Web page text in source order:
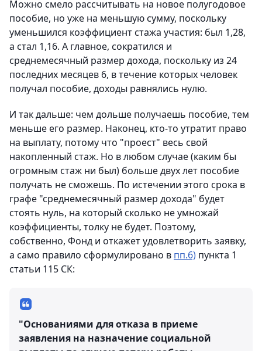
Можно смело рассчитывать на новое полугодовое
пособие, но уже на меньшую сумму, поскольку
уменьшился коэффициент стажа участия: был 1,28,
а стал 1,16. А главное, сократился и
среднемесячный размер дохода, поскольку из 24
последних месяцев 6, в течение которых человек
получал пособие, доходы равнялись нулю.
И так дальше: чем дольше получаешь пособие, тем
меньше его размер. Наконец, кто-то утратит право
на выплату, потому что "проест" весь свой
накопленный стаж. Но в любом случае (каким бы
огромным стаж ни был) больше двух лет пособие
получать не сможешь. По истечении этого срока в
графе "среднемесячный размер дохода" будет
стоять нуль, на который сколько не умножай
коэффициенты, толку не будет. Поэтому,
собственно, Фонд и откажет удовлетворить заявку,
а само правило сформулировано в пп.6) пункта 1
статьи 115 СК:
"Основаниями для отказа в приеме
заявления на назначение социальной